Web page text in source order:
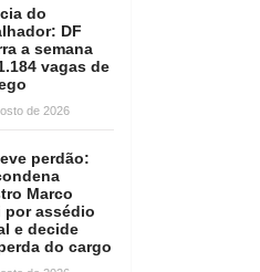
do
DF
a semana
vagas de
de 2026
perdão:
Marco
por assédio
e decide
do cargo